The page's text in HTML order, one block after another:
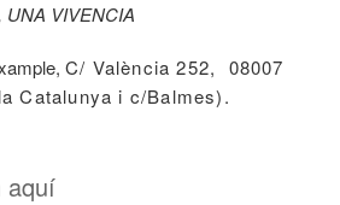
UNA VIVENCIA
C/ València 252, 08007
Catalunya i c/Balmes).
aquí